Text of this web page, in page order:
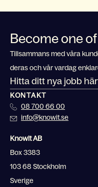
Become one
Tillsammans med våra
deras och vår vardag
Hitta ditt nya jobb här
KONTAKT
08 700 66 00
info@knowit.se
Knowit AB
Box 3383
103 68 Stockholm
Sverige